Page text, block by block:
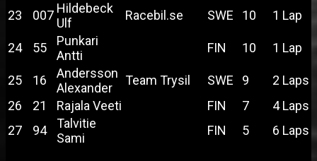
23
007 Hildebeck
Ulf
Racebil.se SWE 10 1 Lap
24 55
Punkari
Antti
FIN 10 1 Lap
25 16
Andersson
Alexander
Team Trysil SWE 9
2 Laps
26
21 Rajala Veeti FIN 7
4 Laps
27
94
Talvitie
Sami
FIN 5 6 Laps